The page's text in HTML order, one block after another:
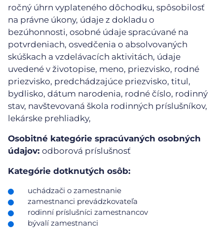
ročný úhrn vyplateného dôchodku, spôsobilosť
na právne úkony, údaje z dokladu o
bezúhonnosti, osobné údaje spracúvané na
potvrdeniach, osvedčenia o absolvovaných
skúškach a vzdelávacích aktivitách, údaje
uvedené v životopise, meno, priezvisko, rodné
priezvisko, predchádzajúce priezvisko, titul,
bydlisko, dátum narodenia, rodné číslo, rodinný
stav, navštevovaná škola rodinných príslušníkov,
lekárske prehliadky,
Osobitné kategórie spracúvaných osobných
údajov: odborová príslušnosť
Kategórie dotknutých osôb:
uchádzači o zamestnanie
zamestnanci prevádzkovateľa
rodinní príslušníci zamestnancov
bývalí zamestnanci